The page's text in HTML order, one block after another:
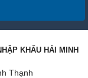
KHẨU HẢI MINH
Thạnh